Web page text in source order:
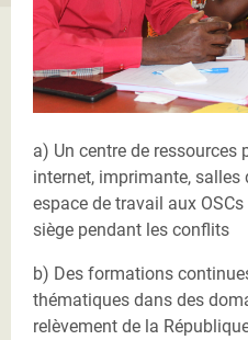
a) Un centre de ressources
internet, imprimante,
espace de travail aux
siège pendant les conflits
b) Des formations
thématiques dans des
relèvement de la